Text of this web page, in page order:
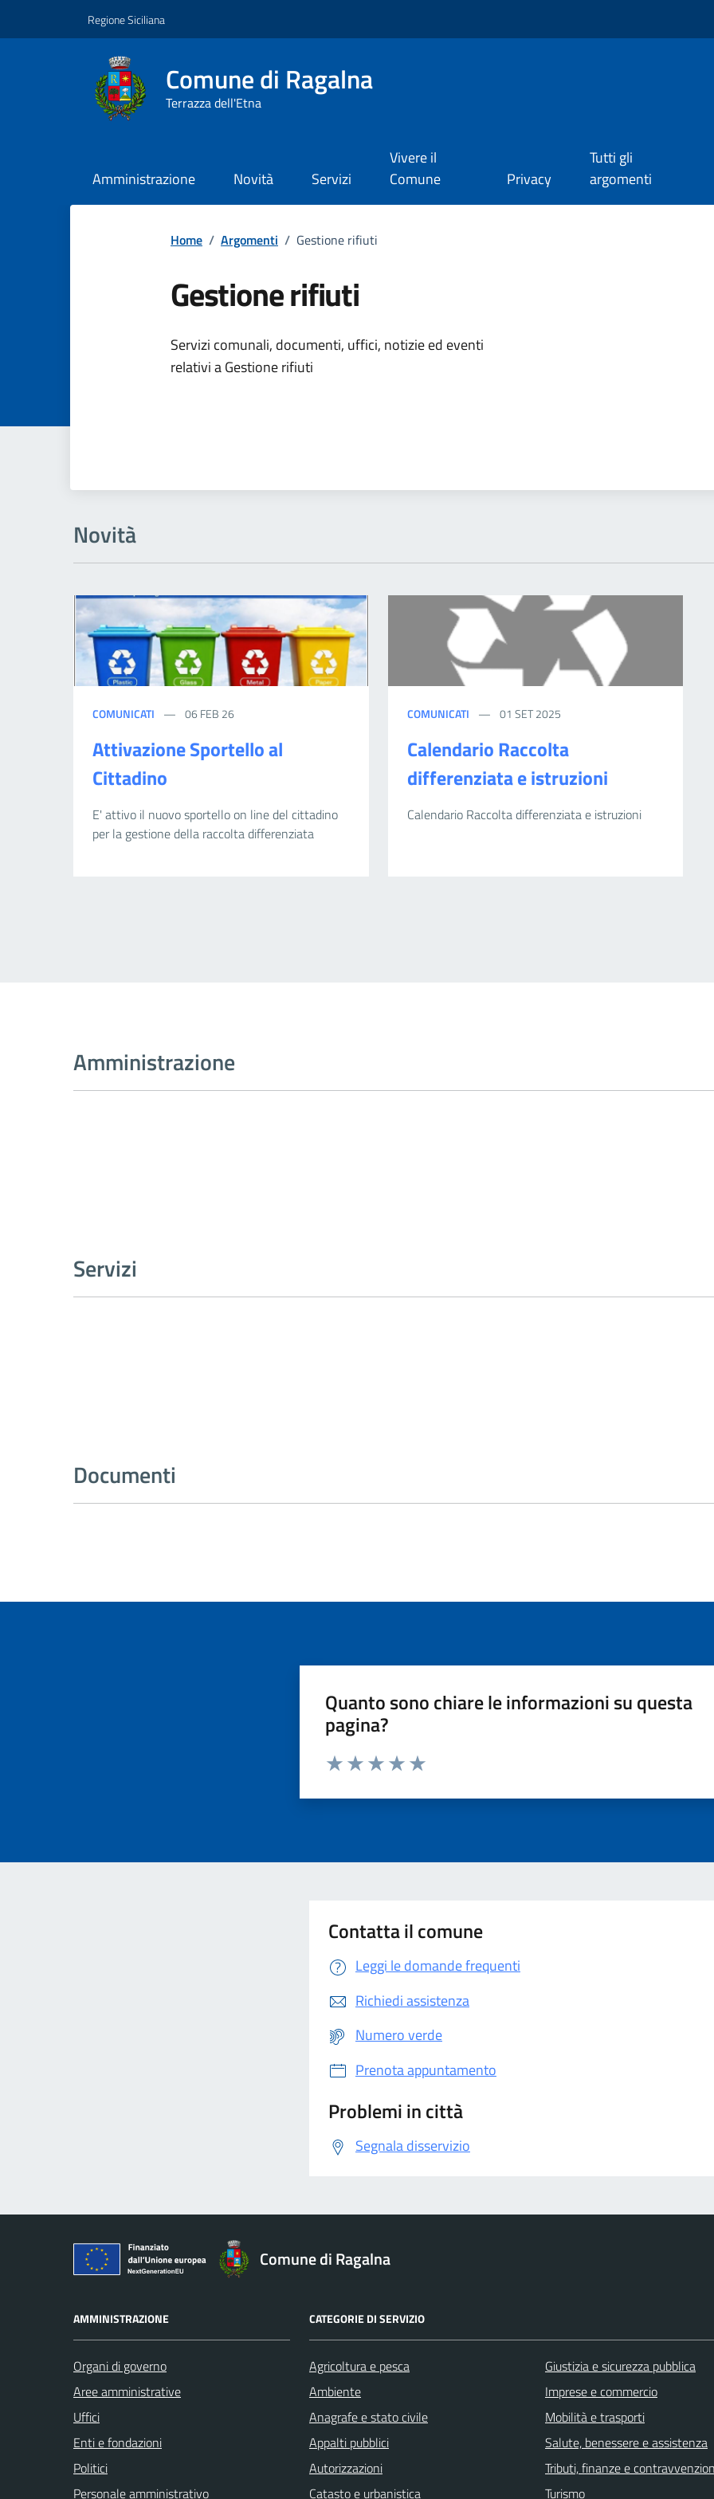
Regione Siciliana
Comune di Ragalna
Terrazza dell'Etna
Amministrazione Novità Servizi
Vivere il
Comune
Privacy
Tutti gli
argomenti
Home / Argomenti / Gestione rifiuti
Gestione rifiuti
Dettagli dell'argomento
Servizi comunali, documenti, uffici, notizie ed eventi
relativi a Gestione rifiuti
Novità
COMUNICATI 06 FEB 26
Attivazione Sportello al
Cittadino
E' attivo il nuovo sportello on line del cittadino
per la gestione della raccolta differenziata
COMUNICATI 01 SET 2025
Calendario Raccolta
differenziata e istruzioni
Calendario Raccolta differenziata e istruzioni
Amministrazione
Servizi
Documenti
Quanto sono chiare le informazioni su questa
pagina?
Contatta il comune
Leggi le domande frequenti
Richiedi assistenza
Numero verde
Prenota appuntamento
Problemi in città
Segnala disservizio
Comune di Ragalna
AMMINISTRAZIONE
Organi di governo
Aree amministrative
Uffici
Enti e fondazioni
Politici
Personale amministrativo
CATEGORIE DI SERVIZIO
Agricoltura e pesca
Ambiente
Anagrafe e stato civile
Appalti pubblici
Autorizzazioni
Catasto e urbanistica
Giustizia e sicurezza pubblica
Imprese e commercio
Mobilità e trasporti
Salute, benessere e assistenza
Tributi, finanze e
Turismo